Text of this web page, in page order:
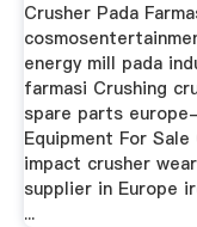
Crusher Pada
energy mill pada
farmasi Crushing
spare parts
Equipment For Sale
impact crusher
supplier in Europe
...